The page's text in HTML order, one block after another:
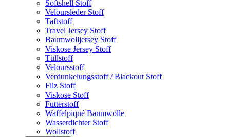
Softshell Stoff
Veloursleder Stoff
Taftstoff
Travel Jersey Stoff
Baumwolljersey Stoff
Viskose Jersey Stoff
Tüllstoff
Veloursstoff
Verdunkelungsstoff / Blackout Stoff
Filz Stoff
Viskose Stoff
Futterstoff
Waffelpiqué Baumwolle
Wasserdichter Stoff
Wollstoff